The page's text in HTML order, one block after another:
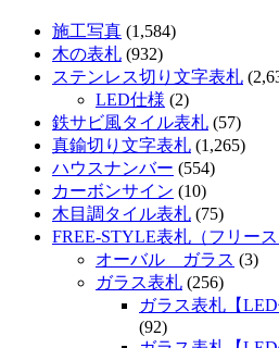
施工写真 (1,584)
木の表札 (932)
ステンレス切り文字表札
LED仕様 (2)
鉄サビ風タイル表札 (57)
真鍮切り文字表札 (1,265)
ハウスナンバー (554)
カーボンサイン (10)
木目調タイル表札 (75)
FREE-STYLE表札（フリース
オーバル ガラス (3)
ガラス表札 (256)
ガラス表札【
(92)